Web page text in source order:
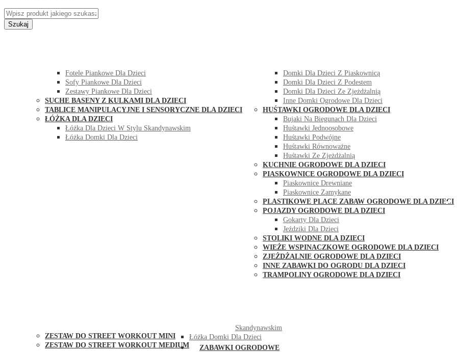
Szukaj
Fotele Piankowe Dla Dzieci
Sofy Piankowe Dla Dzieci
Zestawy Piankowe Dla Dzieci
SUCHE BASENY Z KULKAMI DLA DZIECI
TABLICE MANIPULACYJNE I SENSORYCZNE DLA DZIECI
ŁÓŻKA DLA DZIECI
Łóżka Dla Dzieci W Stylu Skandynawskim
Łóżka Domki Dla Dzieci
Domki Dla Dzieci Z Piaskownicą
Domki Dla Dzieci Z Podestem
Domki Dla Dzieci Ze Zjeżdżalnią
Inne Domki Ogrodowe Dla Dzieci
HUŚTAWKI OGRODOWE DLA DZIECI
Bujaki Na Biegunach Dla Dzieci
Huśtawki Jednoosobowe
Huśtawki Podwójne
Huśtawki Równoważne
Huśtawki Ze Zjeżdżalnią
KUCHNIE OGRODOWE DLA DZIECI
PIASKOWNICE OGRODOWE DLA DZIECI
Piaskownice Drewniane
Piaskownice Zamykane
PLASTIKOWE PLACE ZABAW OGRODOWE DLA DZIECI
POJAZDY OGRODOWE DLA DZIECI
Gokarty Dla Dzieci
Jeździki Dla Dzieci
STOLIKI WODNE DLA DZIECI
WIEŻE WSPINACZKOWE OGRODOWE DLA DZIECI
ZJEŻDŻALNIE OGRODOWE DLA DZIECI
INNE ZABAWKI DO OGRODU DLA DZIECI
TRAMPOLINY OGRODOWE DLA DZIECI
ZESTAW DO STREET WORKOUT MINI
ZESTAW DO STREET WORKOUT MEDIUM
Skandynawskim
Łóżka Domki Dla Dzieci
ZABAWKI OGRODOWE